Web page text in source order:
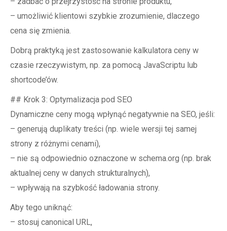
– umożliwić klientowi szybkie zrozumienie, dlaczego
cena się zmienia.
Dobrą praktyką jest zastosowanie kalkulatora ceny w
czasie rzeczywistym, np. za pomocą JavaScriptu lub
shortcode’ów.
## Krok 3: Optymalizacja pod SEO
Dynamiczne ceny mogą wpłynąć negatywnie na SEO, jeśli:
– generują duplikaty treści (np. wiele wersji tej samej
strony z różnymi cenami),
– nie są odpowiednio oznaczone w schema.org (np. brak
aktualnej ceny w danych strukturalnych),
– wpływają na szybkość ładowania strony.
Aby tego uniknąć:
– stosuj canonical URL,